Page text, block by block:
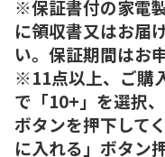
※保証書付の家電
に領収書又はお届
い。保証期間はお
※11点以上、ご購
で「10+」を選択
ボタンを押下して
に入れる」ボタン